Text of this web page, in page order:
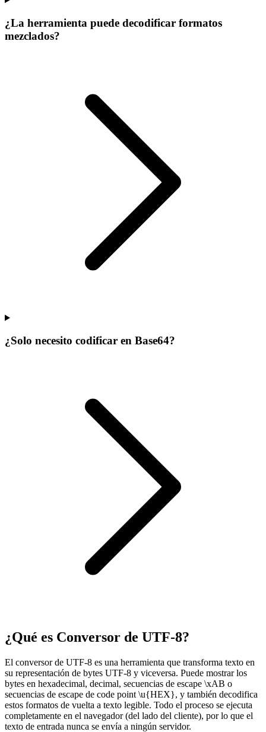
¿La herramienta puede decodificar formatos
mezclados?
¿Solo necesito codificar en Base64?
¿Qué es Conversor de UTF-8?
El conversor de UTF-8 es una herramienta que transforma texto en
su representación de bytes UTF-8 y viceversa. Puede mostrar los
bytes en hexadecimal, decimal, secuencias de escape \xAB o
secuencias de escape de code point \u{HEX}, y también decodifica
estos formatos de vuelta a texto legible. Todo el proceso se ejecuta
completamente en el navegador (del lado del cliente), por lo que el
texto de entrada nunca se envía a ningún servidor.